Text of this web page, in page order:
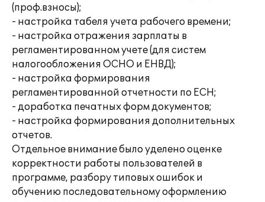
(проф.взносы);
- настройка табеля учета рабочего времени;
- настройка отражения зарплаты в
регламентированном учете (для систем
налогообложения ОСНО и ЕНВД);
- настройка формирования
регламентированной отчетности по ЕСН;
- доработка печатных форм документов;
- настройка формирования дополнительных
отчетов.
Отдельное внимание было уделено оценке
корректности работы пользователей в
программе, разбору типовых ошибок и
обучению последовательному оформлению